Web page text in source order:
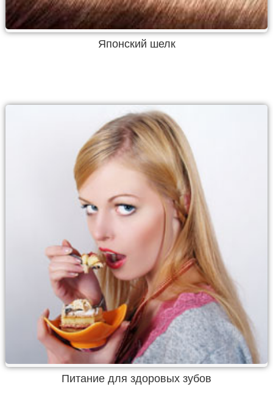
Японский шелк
Питание для здоровых зубов